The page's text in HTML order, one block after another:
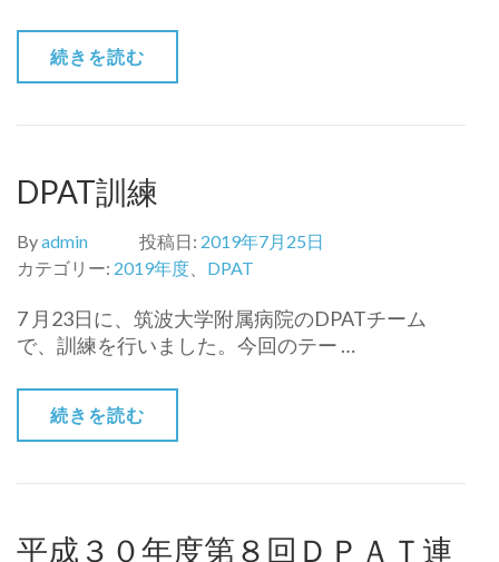
続きを読む
DPAT訓練
Byadmin 投稿日: 2019年7月25日
カテゴリー: 2019年度 DPAT
7 月23日に、筑波大学附属病院のDPATチーム
で、訓練を行いました。今回のテー …
続きを読む
平成３０年度第８回ＤＰＡＴ連